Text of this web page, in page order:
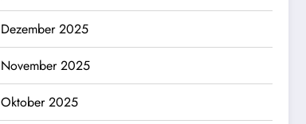
Dezember 2025
November 2025
Oktober 2025